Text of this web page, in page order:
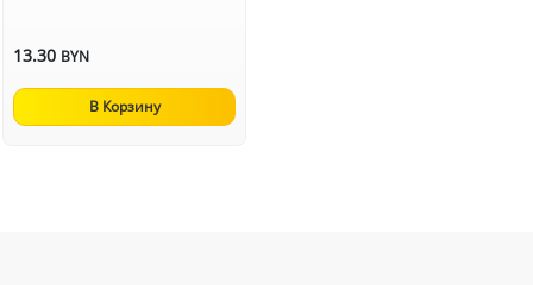
13.30 BYN
В Корзину